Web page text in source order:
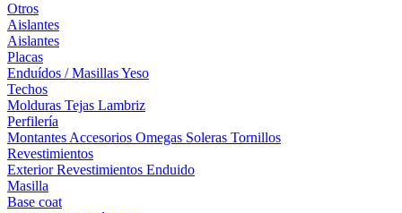
Otros
Aislantes
Aislantes
Placas
Enduídos / MasillasYeso
Techos
Molduras Tejas Lambriz
Perfilería
Montantes Accesorios Omegas Soleras Tornillos
Revestimientos
ExteriorRevestimientos Enduido
Masilla
Base coat